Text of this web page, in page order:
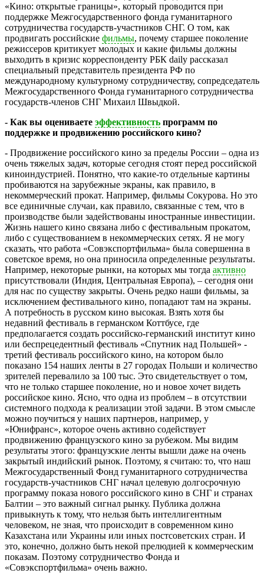
«Кино: открытые границы», который проводится при
поддержке Межгосударственного фонда гуманитарного
сотрудничества государств-участников СНГ. О том, как
продвигать российские фильмы, почему старшее поколение
режиссеров критикует молодых и какие фильмы должны
выходить в кризис корреспонденту РБК daily рассказал
специальный представитель президента РФ по
международному культурному сотрудничеству, сопредседатель
Межгосударственного Фонда гуманитарного сотрудничества
государств-членов СНГ Михаил Швыдкой.
- Как вы оцениваете эффективность программ по
поддержке и продвижению российского кино?
- Продвижение российского кино за пределы России – одна из
очень тяжелых задач, которые сегодня стоят перед российской
киноиндустрией. Понятно, что какие-то отдельные картины
пробиваются на зарубежные экраны, как правило, в
некоммерческий прокат. Например, фильмы Сокурова. Но это
все единичные случаи, как правило, связанные с тем, что в
производстве были задействованы иностранные инвестиции.
Жизнь нашего кино связана либо с фестивальным прокатом,
либо с существованием в некоммерческих сетях. Я не могу
сказать, что работа «Совэкспортфильма» была совершенна в
советское время, но она приносила определенные результаты.
Например, некоторые рынки, на которых мы тогда активно
присутствовали (Индия, Центральная Европа), – сегодня они
для нас по существу закрыты. Очень редко наши фильмы, за
исключением фестивального кино, попадают там на экраны.
А потребность в русском кино высокая. Взять хотя бы
недавний фестиваль в германском Коттбусе, где
предполагается создать российско-германский институт кино
или беспрецедентный фестиваль «Спутник над Польшей» -
третий фестиваль российского кино, на котором было
показано 154 наших ленты в 27 городах Польши и количество
зрителей перевалило за 100 тыс. Это свидетельствует о том,
что не только старшее поколение, но и новое хочет видеть
российское кино. Ясно, что одна из проблем – в отсутствии
системного подхода к реализации этой задачи. В этом смысле
можно поучиться у наших партнеров, например, у
«Юнифранс», которое очень активно содействует
продвижению французского кино за рубежом. Мы видим
результаты этого: французские ленты вышли даже на очень
закрытый индийский рынок. Поэтому, я считаю: то, что наш
Межгосударственный Фонд гуманитарного сотрудничества
государств-участников СНГ начал целевую долгосрочную
программу показа нового российского кино в СНГ и странах
Балтии – это важный сигнал рынку. Публика должна
привыкнуть к тому, что нельзя быть интеллигентным
человеком, не зная, что происходит в современном кино
Казахстана или Украины или иных постсоветских стран. И
это, конечно, должно быть некой прелюдией к коммерческим
показам. Поэтому сотрудничество Фонда и
«Совэкспортфильма» очень важно.